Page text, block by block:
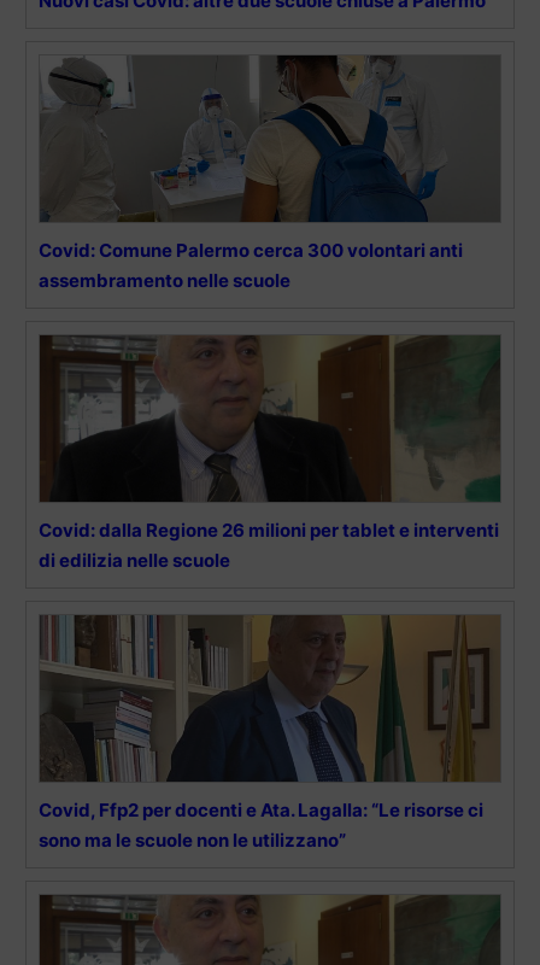
Covid: Comune Palermo cerca 300 volontari anti
assembramento nelle scuole
Covid: dalla Regione 26 milioni per tablet e interventi
di edilizia nelle scuole
Covid, Ffp2 per docenti e Ata. Lagalla: “Le risorse ci
sono ma le scuole non le utilizzano”